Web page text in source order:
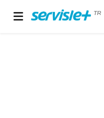
TR